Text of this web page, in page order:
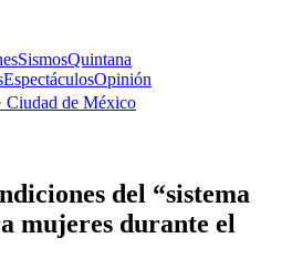
SismosQuintana
EspectáculosOpinión
Ciudad de México
del “sistema
mujeres durante el